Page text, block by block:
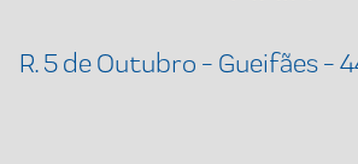
R. 5 de Outubro - Gueifães -